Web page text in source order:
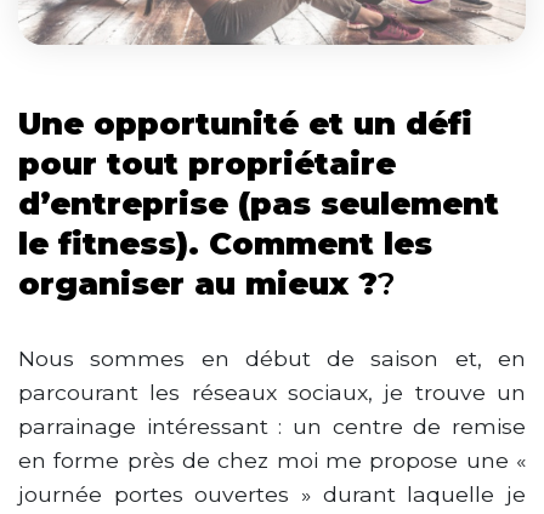
Une opportunité et un défi
pour tout propriétaire
d’entreprise (pas seulement
le fitness). Comment les
organiser au mieux ??
Nous sommes en début de saison et, en
parcourant les réseaux sociaux, je trouve un
parrainage intéressant : un centre de remise
en forme près de chez moi me propose une «
journée portes ouvertes » durant laquelle je